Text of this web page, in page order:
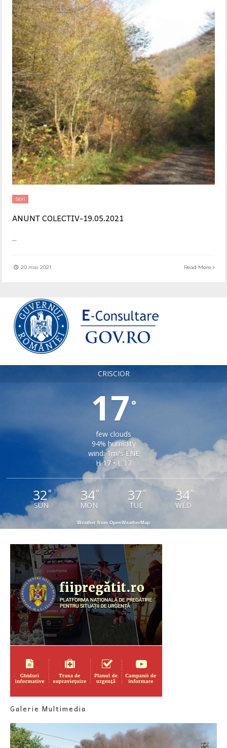
Stiri
ANUNT COLECTIV-19.05.2021
...
20 mai 2021 Read More
CRISCIOR
17°
few clouds
94% humidity
wind: 1m/s ENE
H 17 • L 17
32°
SUN
34°
MON
37 °
TUE
34°
WED
Weather from OpenWeatherMap
Galerie Multimedia